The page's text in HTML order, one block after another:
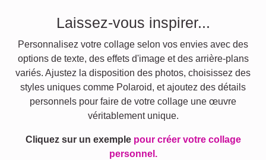
Laissez-vous inspirer...
Personnalisez votre collage selon vos envies avec des
options de texte, des effets d'image et des arrière-plans
variés. Ajustez la disposition des photos, choisissez des
styles uniques comme Polaroid, et ajoutez des détails
personnels pour faire de votre collage une œuvre
véritablement unique.
Cliquez sur un exemple pour créer votre collage
personnel.